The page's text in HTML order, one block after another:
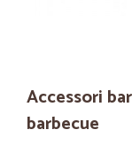
Accessori
barbecue